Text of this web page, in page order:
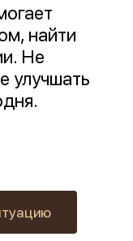
найти
Не
улучшать